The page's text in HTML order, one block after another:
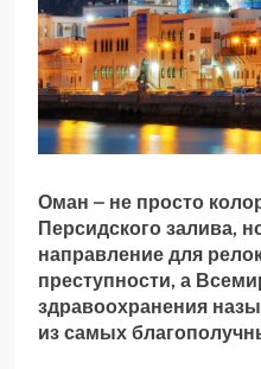
Оман – не просто
Персидского залива,
направление для
преступности, а
здравоохранения
из самых